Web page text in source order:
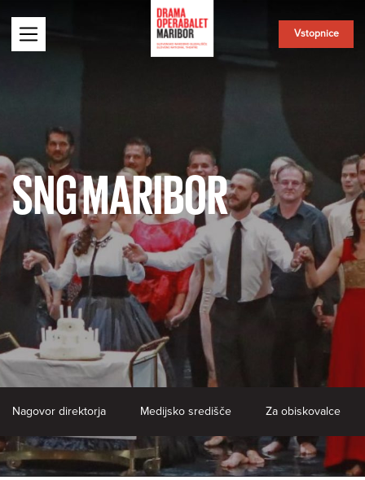
Vstopnice
SNG MARIBOR
Nagovor direktorja Medijsko središče Za obiskovalce